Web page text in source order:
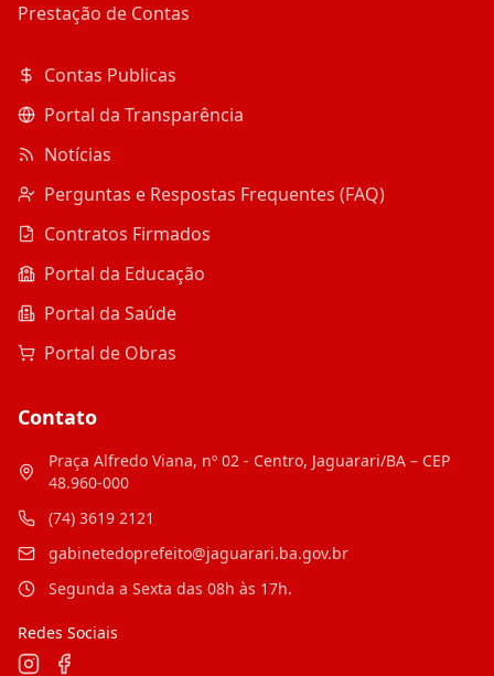
Prestação de Contas
Contas Publicas
Portal da Transparência
Notícias
Perguntas e Respostas Frequentes (FAQ)
Contratos Firmados
Portal da Educação
Portal da Saúde
Portal de Obras
Contato
Praça Alfredo Viana, nº 02 - Centro, Jaguarari/BA – CEP
48.960-000
(74) 3619 2121
gabinetedoprefeito@jaguarari.ba.gov.br
Segunda a Sexta das 08h às 17h.
Redes Sociais